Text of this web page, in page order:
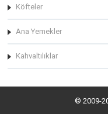
Köfteler
Ana Yemekler
Kahvaltılıklar
© 2009-